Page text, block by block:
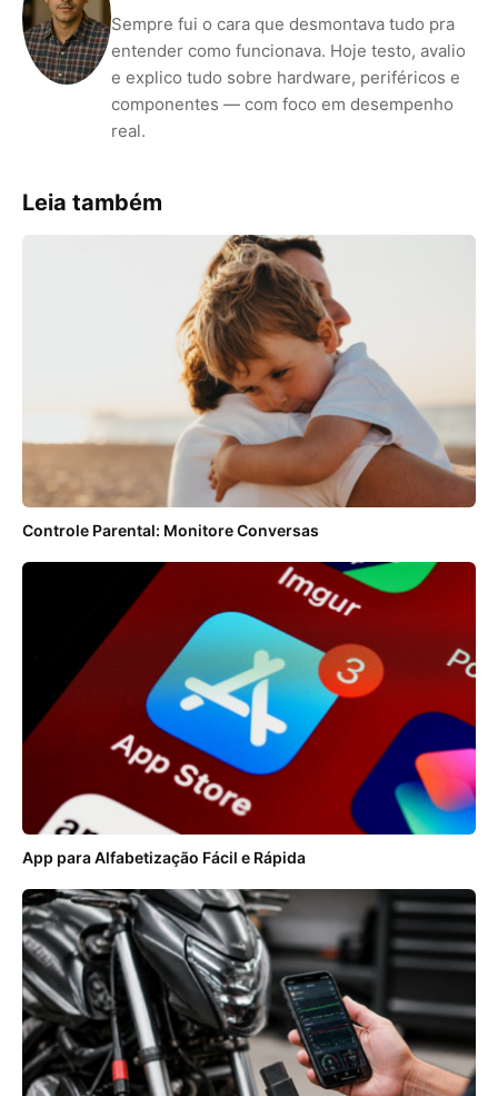
Sempre fui o cara que desmontava tudo pra
entender como funcionava. Hoje testo, avalio
e explico tudo sobre hardware, periféricos e
componentes — com foco em desempenho
real.
Leia também
Controle Parental: Monitore Conversas
App para Alfabetização Fácil e Rápida